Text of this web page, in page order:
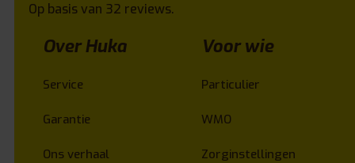
Op basis van 32 reviews.
Over Huka
Service
Garantie
Ons verhaal
Voor wie
Particulier
WMO
Zorginstellingen